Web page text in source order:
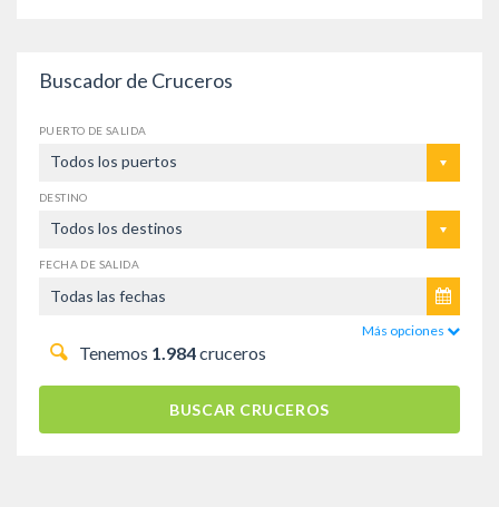
Buscador de Cruceros
PUERTO DE SALIDA
Todos los puertos
DESTINO
Todos los destinos
FECHA DE SALIDA
Más opciones
Tenemos 1.984cruceros
BUSCAR CRUCEROS